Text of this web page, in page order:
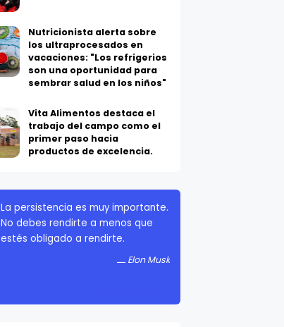
Nutricionista alerta sobre
los ultraprocesados en
vacaciones: "Los refrigerios
son una oportunidad para
sembrar salud en los niños"
Vita Alimentos destaca el
trabajo del campo como el
primer paso hacia
productos de excelencia.
La persistencia es muy importante.
No debes rendirte a menos que
estés obligado a rendirte.
Elon Musk